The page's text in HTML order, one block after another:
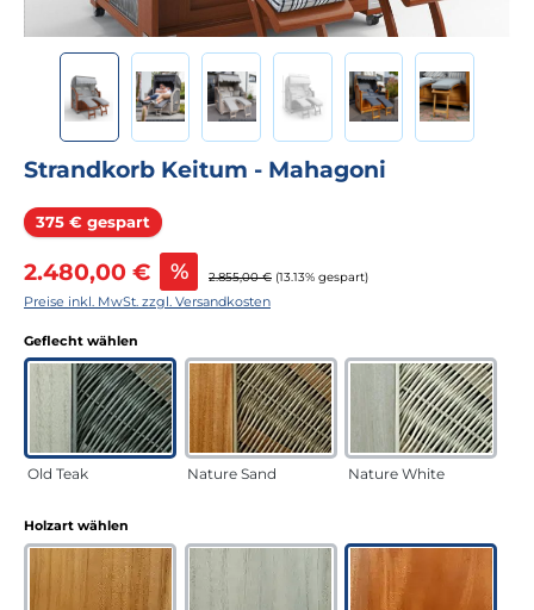
Strandkorb Keitum - Mahagoni
375 € gespart Rabatt
Verkaufspreis:
2.480,00 € % Regulärer Preis:
2.855,00 € (13.13% gespart)
Preise inkl. MwSt. zzgl. Versandkosten
Geflecht wählen
Old Teak Nature Sand Nature White
Holzart wählen